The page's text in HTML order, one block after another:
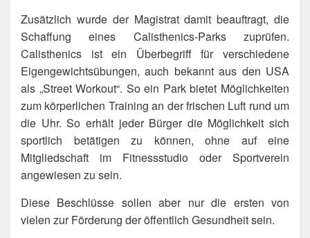
Zusätzlich wurde der Magistrat damit beauftragt, die
Schaffung eines Calisthenics-Parks zuprüfen.
Calisthenics ist ein Überbegriff für verschiedene
Eigengewichtsübungen, auch bekannt aus den USA
als „Street Workout“. So ein Park bietet Möglichkeiten
zum körperlichen Training an der frischen Luft rund um
die Uhr. So erhält jeder Bürger die Möglichkeit sich
sportlich betätigen zu können, ohne auf eine
Mitgliedschaft im Fitnessstudio oder Sportverein
angewiesen zu sein.
Diese Beschlüsse sollen aber nur die ersten von
vielen zur Förderung der öffentlich Gesundheit sein.